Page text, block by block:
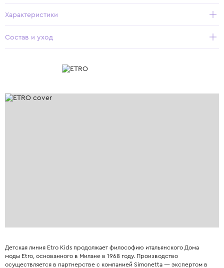
Характеристики
Состав и уход
Детская линия Etro Kids продолжает философию итальянского Дома
моды Etro, основанного в Милане в 1968 году. Производство
осуществляется в партнерстве с компанией Simonetta — экспертом в